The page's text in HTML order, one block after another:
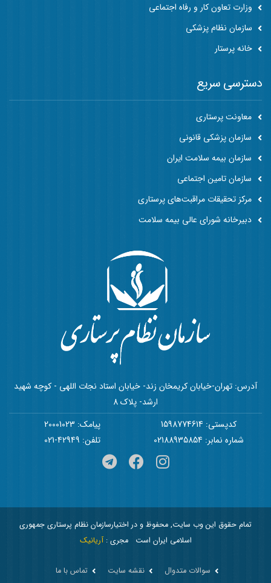
وزارت تعاون کار و رفاه اجتماعی
سازمان نظام پزشکی
خانه پرستار
آدرس: تهران-خیابان کریمخان زند- خیابان استاد نجات اللهی - کوچه شهید
ارشد- پلاک 8
کدپستی: 1598774614
پیامک: 20001023
شماره نمابر: 02188935854
تلفن: 42949-021
دسترسی سریع
معاونت پرستاری
سازمان پزشکی قانونی
سازمان بیمه سلامت ایران
سازمان تامین اجتماعی
مرکز تحقیقات مراقبت‌های پرستاری
دبیرخانه شورای عالی بیمه سلامت
تمام حقوق این وب سایت, محفوظ و در اختیارسازمان نظام پرستاری جمهوری
اسلامی ایران است
مجری :آریانیک
سوالات متدوال نقشه سایت تماس با ما